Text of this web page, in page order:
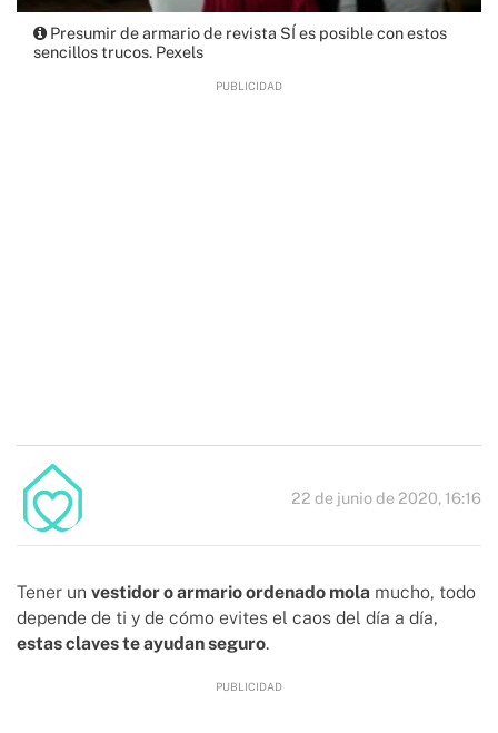
Presumir de armario de revista SÍ es posible con estos
sencillos trucos. Pexels
22 de junio de 2020, 16:16
Tener un vestidor o armario ordenado mola mucho, todo
depende de ti y de cómo evites el caos del día a día,
estas claves te ayudan seguro.